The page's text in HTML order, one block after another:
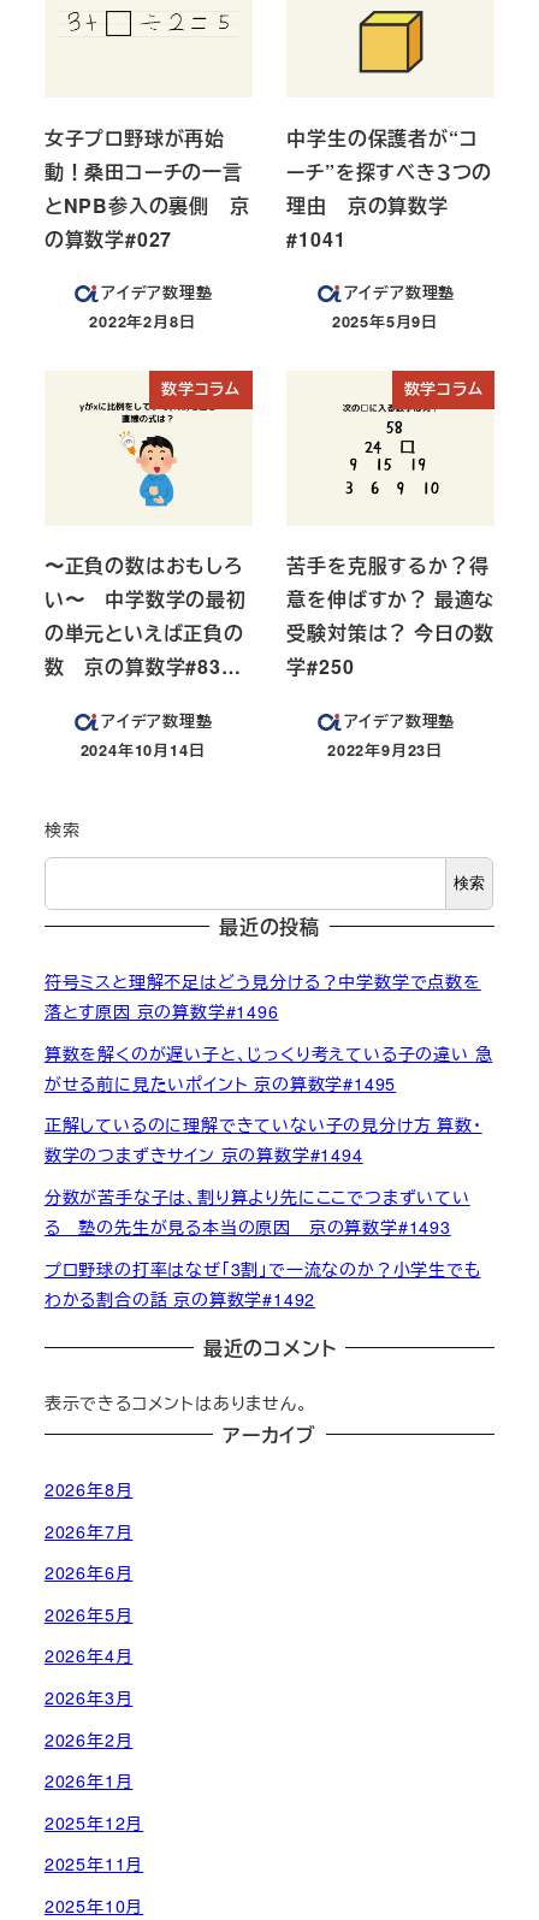
女子プロ野球が再始
動！桑田コーチの一言
とNPB参入の裏側 京
の算数学#027
アイデア数理塾
投稿日
2022年2月8日
中学生の保護者が“コ
ーチ”を探すべき３つの
理由 京の算数学
#1041
アイデア数理塾
投稿日
2025年5月9日
数学コラム
〜正負の数はおもしろ
い〜 中学数学の最初
の単元といえば正負の
数 京の算数学#83…
アイデア数理塾
投稿日
2024年10月14日
数学コラム
苦手を克服するか？得
意を伸ばすか？ 最適な
受験対策は？ 今日の数
学#250
アイデア数理塾
投稿日
2022年9月23日
検索
検索
最近の投稿
符号ミスと理解不足はどう見分ける？中学数学で点数を
落とす原因 京の算数学#1496
算数を解くのが遅い子と、じっくり考えている子の違い 急
がせる前に見たいポイント 京の算数学#1495
正解しているのに理解できていない子の見分け方 算数・
数学のつまずきサイン 京の算数学#1494
分数が苦手な子は、割り算より先にここでつまずいてい
る 塾の先生が見る本当の原因 京の算数学#1493
プロ野球の打率はなぜ「3割」で一流なのか？小学生でも
わかる割合の話 京の算数学#1492
最近のコメント
表示できるコメントはありません。
アーカイブ
2026年8月
2026年7月
2026年6月
2026年5月
2026年4月
2026年3月
2026年2月
2026年1月
2025年12月
2025年11月
2025年10月